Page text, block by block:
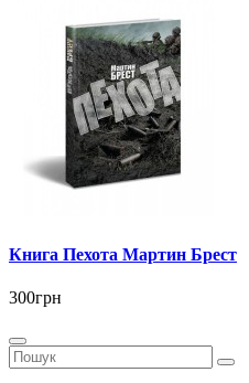
Книга Пехота Мартин Брест
300грн